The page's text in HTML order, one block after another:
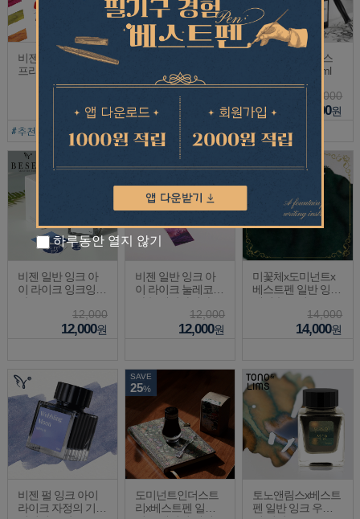
비젠 일반 잉크 잼
프리미엄 30ml
9,900 원
리x베스트펜 펄 잉
크 하늘 에디션 25m
12,750원
비젠 일반 잉크 스
탠다드 리필 30ml
5,000
4,000원
비젠 일반 잉크 아
이 라이크 잉크잉크
12,000
12,000원
비젠 일반 잉크 아
이 라이크 눌레코디
12,000
12,000원
미꽃체x도미넌트x
베스트펜 일반 잉크
스페셜에디션14,000
14,000원
비젠 펄 잉크 아이
라이크 자정의 기록
SAVE
25%
도미넌트인더스트
리x베스트펜 일반
토노앤림스x베스트
펜 일반 잉크 우주
하루동안 열지 않기